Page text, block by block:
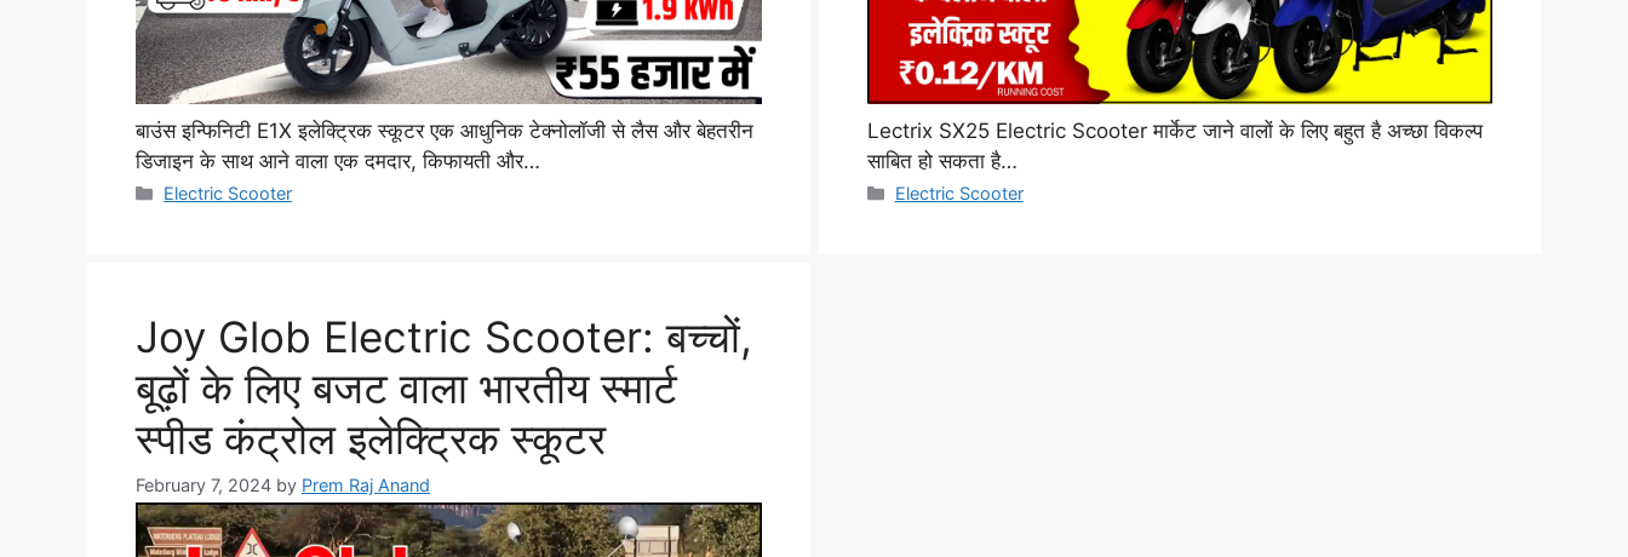
बाउंस इन्फिनिटी E1X इलेक्ट्रिक स्कूटर एक आधुनिक टेक्नोलॉजी से लैस और बेहतरीन
डिजाइन के साथ आने वाला एक दमदार, किफायती और…
Categories
Electric Scooter
Lectrix SX25 Electric Scooter मार्केट जाने वालों के लिए बहुत है अच्छा विकल्प
साबित हो सकता है…
Categories
Electric Scooter
Joy Glob Electric Scooter: बच्चों,
बूढ़ों के लिए बजट वाला भारतीय स्मार्ट
स्पीड कंट्रोल इलेक्ट्रिक स्कूटर
February 7, 2024 by Prem Raj Anand